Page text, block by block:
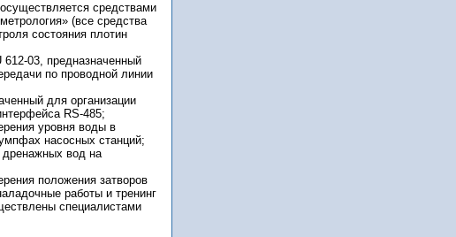
средствами
(все средства
состояния плотин
612-03, предназначенный
по проводной линии
для организации
RS-485;
уровня воды в
насосных станций;
дренажных вод на
положения затворов
работы и тренинг
специалистами